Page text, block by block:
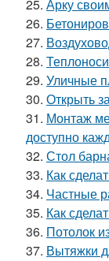
25. Арку
26.
27.
28.
29. Уличные
30. Открыть
31. Монтаж
доступно
32. Стол
33. Как
34. Частные
35. Как
36. Потолок
37. Вытяжки